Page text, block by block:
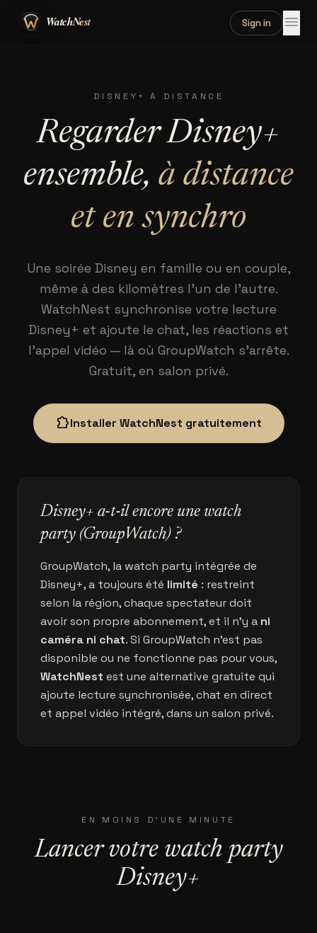
Sign in menu
DISNEY+ À DISTANCE
Regarder Disney+
ensemble, à distance
et en synchro
Une soirée Disney en famille ou en couple,
même à des kilomètres l'un de l'autre.
WatchNest synchronise votre lecture
Disney+ et ajoute le chat, les réactions et
l'appel vidéo — là où GroupWatch s'arrête.
Gratuit, en salon privé.
extensionInstaller WatchNest gratuitement
Disney+ a-t-il encore une watch
party (GroupWatch) ?
GroupWatch, la watch party intégrée de
Disney+, a toujours été limité : restreint
selon la région, chaque spectateur doit
avoir son propre abonnement, et il n'y a ni
caméra ni chat. Si GroupWatch n'est pas
disponible ou ne fonctionne pas pour vous,
WatchNest est une alternative gratuite qui
ajoute lecture synchronisée, chat en direct
et appel vidéo intégré, dans un salon privé.
EN MOINS D'UNE MINUTE
Lancer votre watch party
Disney+